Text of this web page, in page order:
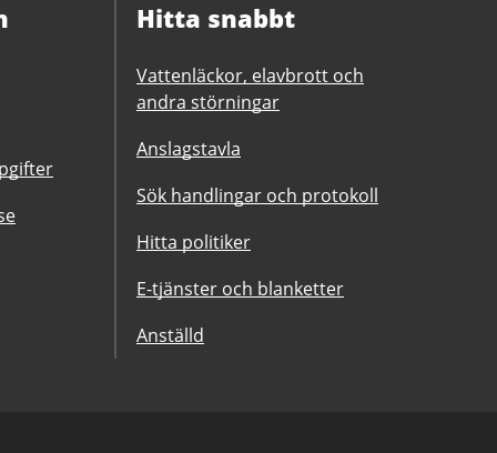
Hitta snabbt
Vattenläckor, elavbrott och
andra störningar
Anslagstavla
Sök handlingar och protokoll
Hitta politiker
E-tjänster och blanketter
Anställd